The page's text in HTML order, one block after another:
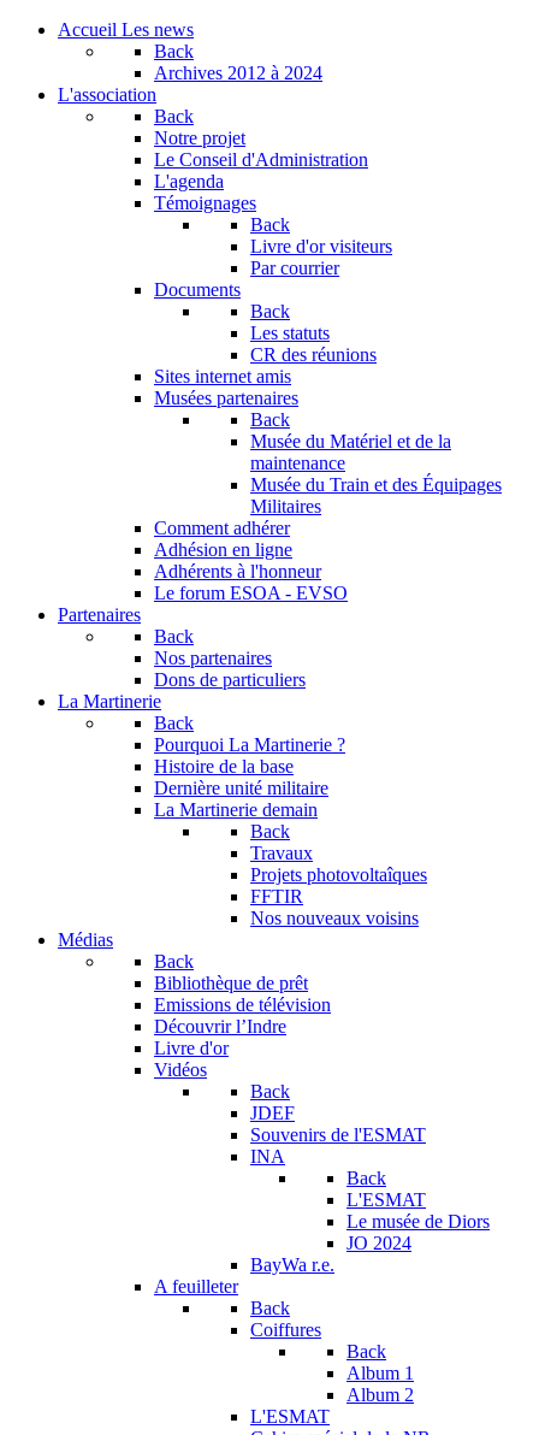
Accueil Les news
Back
Archives 2012 à 2024
L'association
Back
Notre projet
Le Conseil d'Administration
L'agenda
Témoignages
Back
Livre d'or visiteurs
Par courrier
Documents
Back
Les statuts
CR des réunions
Sites internet amis
Musées partenaires
Back
Musée du Matériel et de la
maintenance
Musée du Train et des Équipages
Militaires
Comment adhérer
Adhésion en ligne
Adhérents à l'honneur
Le forum ESOA - EVSO
Partenaires
Back
Nos partenaires
Dons de particuliers
La Martinerie
Back
Pourquoi La Martinerie ?
Histoire de la base
Dernière unité militaire
La Martinerie demain
Back
Travaux
Projets photovoltaîques
FFTIR
Nos nouveaux voisins
Médias
Back
Bibliothèque de prêt
Emissions de télévision
Découvrir l’Indre
Livre d'or
Vidéos
Back
JDEF
Souvenirs de l'ESMAT
INA
Back
L'ESMAT
Le musée de Diors
JO 2024
BayWa r.e.
A feuilleter
Back
Coiffures
Back
Album 1
Album 2
L'ESMAT